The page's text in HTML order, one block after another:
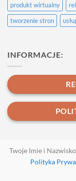
produkt wirtualny
tworzenie stron
INFORMACJE:
Twoje Imie i
Polityka